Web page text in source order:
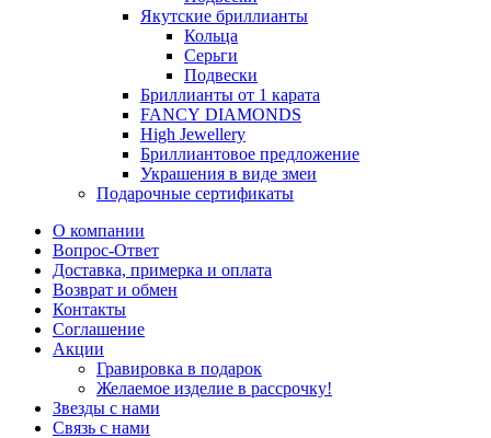
Якутские бриллианты
Кольца
Серьги
Подвески
Бриллианты от 1 карата
FANCY DIAMONDS
High Jewellery
Бриллиантовое предложение
Украшения в виде змеи
Подарочные сертификаты
О компании
Вопрос-Ответ
Доставка, примерка и оплата
Возврат и обмен
Контакты
Соглашение
Акции
Гравировка в подарок
Желаемое изделие в рассрочку!
Звезды с нами
Связь с нами